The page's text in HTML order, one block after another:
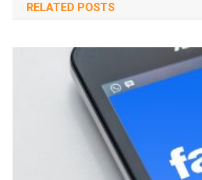
RELATED POSTS